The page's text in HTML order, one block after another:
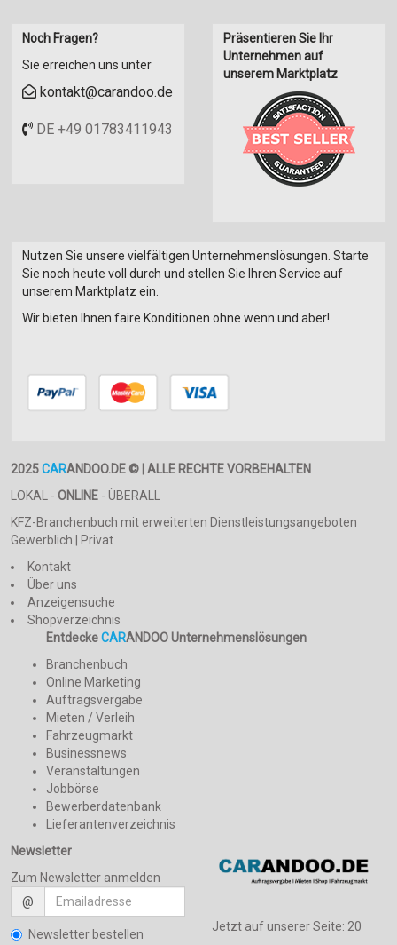
Noch Fragen?
Sie erreichen uns unter
kontakt@carandoo.de
DE +49 01783411943
Präsentieren Sie Ihr
Unternehmen auf
unserem Marktplatz
Nutzen Sie unsere vielfältigen Unternehmenslösungen. Starte
Sie noch heute voll durch und stellen Sie Ihren Service auf
unserem Marktplatz ein.
Wir bieten Ihnen faire Konditionen ohne wenn und aber!.
2025CARANDOO.DE © | ALLE RECHTE VORBEHALTEN
LOKAL - ONLINE - ÜBERALL
KFZ-Branchenbuch mit erweiterten Dienstleistungsangeboten
Gewerblich | Privat
Kontakt
Über uns
Anzeigensuche
Shopverzeichnis
EntdeckeCARANDOO Unternehmenslösungen
Branchenbuch
Online Marketing
Auftragsvergabe
Mieten / Verleih
Fahrzeugmarkt
Businessnews
Veranstaltungen
Jobbörse
Bewerberdatenbank
Lieferantenverzeichnis
Newsletter
Zum Newsletter anmelden
@
Newsletter bestellen
Jetzt auf unserer Seite: 20